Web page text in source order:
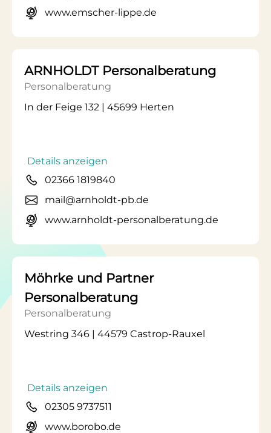
www.emscher-lippe.de
ARNHOLDT Personalberatung
Personalberatung
In der Feige 132 | 45699 Herten
Details anzeigen
02366 1819840
mail@arnholdt-pb.de
www.arnholdt-personalberatung.de
Möhrke und Partner
Personalberatung
Personalberatung
Westring 346 | 44579 Castrop-Rauxel
Details anzeigen
02305 9737511
www.borobo.de